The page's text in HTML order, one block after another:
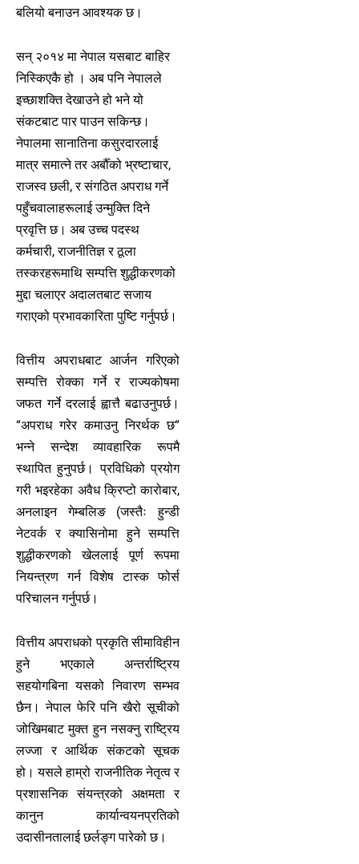
बलियो बनाउन आवश्यक छ।
सन् २०१४ मा नेपाल यसबाट बाहिर
निस्किएकै हो । अब पनि नेपालले
इच्छाशक्ति देखाउने हो भने यो
संकटबाट पार पाउन सकिन्छ।
नेपालमा सानातिना कसुरदारलाई
मात्र समात्ने तर अर्बौँको भ्रष्टाचार,
राजस्व छली, र संगठित अपराध गर्ने
पहुँचवालाहरूलाई उन्मुक्ति दिने
प्रवृत्ति छ। अब उच्च पदस्थ
कर्मचारी, राजनीतिज्ञ र ठूला
तस्करहरूमाथि सम्पत्ति शुद्धीकरणको
मुद्दा चलाएर अदालतबाट सजाय
गराएको प्रभावकारिता पुष्टि गर्नुपर्छ।
वित्तीय अपराधबाट आर्जन गरिएको
सम्पत्ति रोक्का गर्ने र राज्यकोषमा
जफत गर्ने दरलाई ह्वात्तै बढाउनुपर्छ।
“अपराध गरेर कमाउनु निरर्थक छ“
भन्ने सन्देश व्यावहारिक रूपमै
स्थापित हुनुपर्छ। प्रविधिको प्रयोग
गरी भइरहेका अवैध क्रिप्टो कारोबार,
अनलाइन गेम्बलिङ (जस्तैः हुन्डी
नेटवर्क र क्यासिनोमा हुने सम्पत्ति
शुद्धीकरणको खेललाई पूर्ण रूपमा
नियन्त्रण गर्न विशेष टास्क फोर्स
परिचालन गर्नुपर्छ।
वित्तीय अपराधको प्रकृति सीमाविहीन
हुने भएकाले अन्तर्राष्ट्रिय
सहयोगबिना यसको निवारण सम्भव
छैन। नेपाल फेरि पनि खैरो सूचीको
जोखिमबाट मुक्त हुन नसक्नु राष्ट्रिय
लज्जा र आर्थिक संकटको सूचक
हो। यसले हाम्रो राजनीतिक नेतृत्व र
प्रशासनिक संयन्त्रको अक्षमता र
कानुन कार्यान्वयनप्रतिको
उदासीनतालाई छर्लङ्ग पारेको छ।